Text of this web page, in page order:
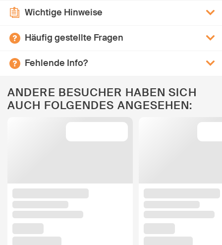
Wichtige Hinweise
Häufig gestellte Fragen
Fehlende Info?
ANDERE BESUCHER HABEN SICH
AUCH FOLGENDES ANGESEHEN: